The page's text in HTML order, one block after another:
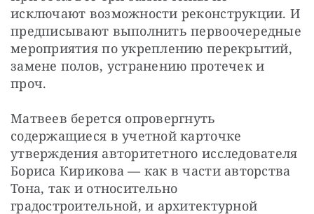
исключают возможности реконструкции. И
предписывают выполнить первоочередные
мероприятия по укреплению перекрытий,
замене полов, устранению протечек и
проч.
Матвеев берется опровергнуть
содержащиеся в учетной карточке
утверждения авторитетного исследователя
Бориса Кирикова — как в части авторства
Тона, так и относительно
градостроительной, и архитектурной